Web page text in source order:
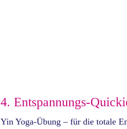
4. Entspannungs-
Yin Yoga-Übung – für die totale